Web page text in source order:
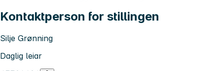
Kontaktperson for stillingen
Silje Grønning
Daglig leiar